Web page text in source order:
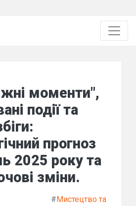
моменти",
події та
прогноз
2025 року та
зміни.
#Мистецтво та